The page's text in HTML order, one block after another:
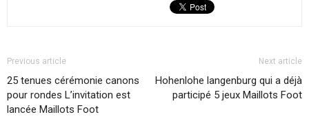
Previous article
25 tenues cérémonie canons
pour rondes L’invitation est
lancée Maillots Foot
Next article
Hohenlohe langenburg qui a déjà
participé 5 jeux Maillots Foot